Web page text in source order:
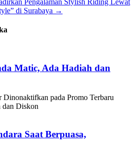
di Surabaya →
Matic, Ada Hadiah dan
Dinonaktifkan pada Promo Terbaru
dan Diskon
Saat Berpuasa,